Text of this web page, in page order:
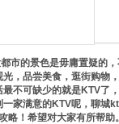
的景色是毋庸置疑的
，品尝美食，逛街购物
不可缺少的就是KTV了
家满意的KTV呢，聊
！希望对大家有所帮助。